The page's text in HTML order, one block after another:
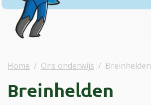
Home Ons onderwijs Breinhelden
Breinhelden